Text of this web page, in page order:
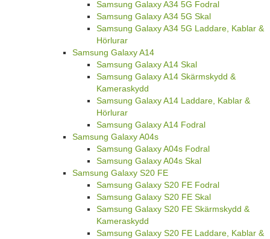
Samsung Galaxy A34 5G Fodral
Samsung Galaxy A34 5G Skal
Samsung Galaxy A34 5G Laddare, Kablar &
Hörlurar
Samsung Galaxy A14
Samsung Galaxy A14 Skal
Samsung Galaxy A14 Skärmskydd &
Kameraskydd
Samsung Galaxy A14 Laddare, Kablar &
Hörlurar
Samsung Galaxy A14 Fodral
Samsung Galaxy A04s
Samsung Galaxy A04s Fodral
Samsung Galaxy A04s Skal
Samsung Galaxy S20 FE
Samsung Galaxy S20 FE Fodral
Samsung Galaxy S20 FE Skal
Samsung Galaxy S20 FE Skärmskydd &
Kameraskydd
Samsung Galaxy S20 FE Laddare, Kablar &